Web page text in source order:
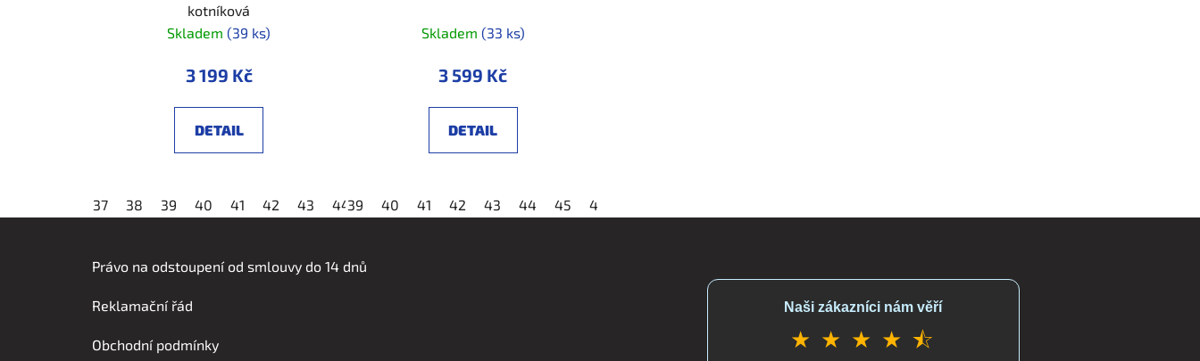
kotníková
Skladem(39 ks)
3 199 Kč
DETAIL
37 38 39 40 41 42 43 44 45 46 47 48
Skladem (33 ks)
3 599 Kč
DETAIL
39 40 41 42 43 44 45 46
Právo na odstoupení od smlouvy do 14 dnů
Reklamační řád
Obchodní podmínky
Naši zákazníci nám věří
★ ★ ★ ★ ⯪